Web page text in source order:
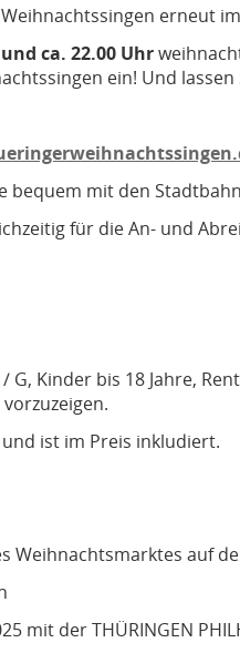
erneut
ca. 22.00 Uhr
ein! Und
mit den
für die An- und
G, Kinder bis 18 Jahre,
ist im Preis inkludiert.
Weihnachtsmarktes auf
mit der THÜRINGEN